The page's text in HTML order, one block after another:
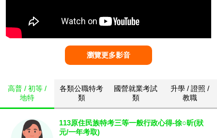
瀏覽更多影音
高普 / 初等 /
地特
各類公職特考
類
國營就業考試
類
升學 / 證照 /
教職
113原住民族特考三等一般行政心得-徐○昕(狀
元/一年考取)